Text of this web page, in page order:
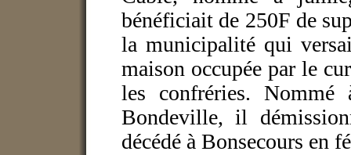
bénéficiait de 250F de
la municipalité qui
maison occupée par le
les confréries. Nommé
Bondeville, il
décédé à Bonsecours en